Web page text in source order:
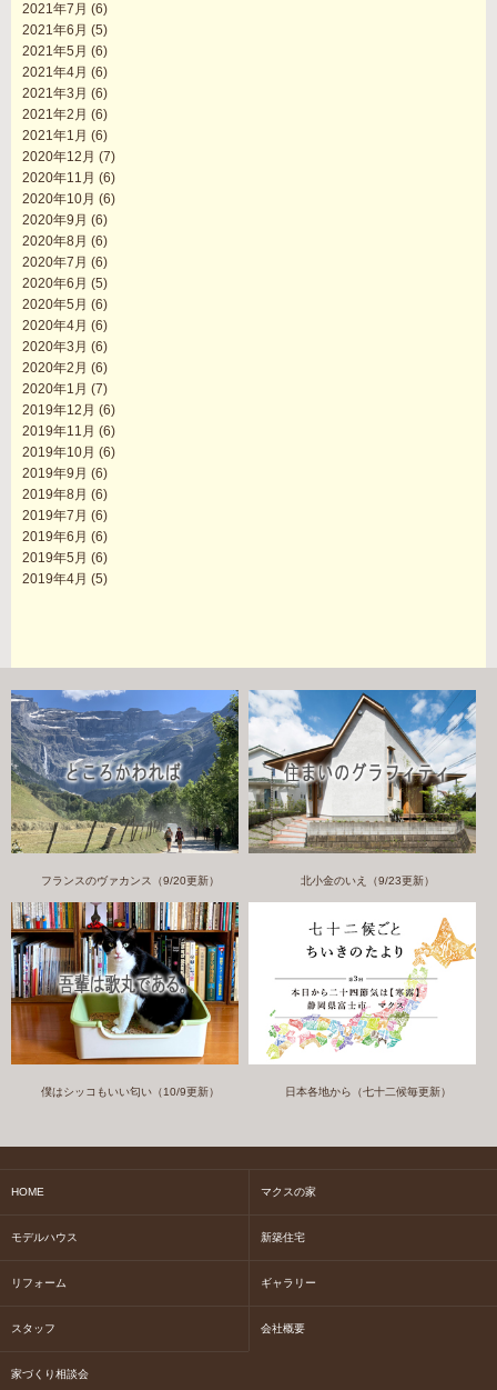
2021年7月 (6)
2021年6月 (5)
2021年5月 (6)
2021年4月 (6)
2021年3月 (6)
2021年2月 (6)
2021年1月 (6)
2020年12月 (7)
2020年11月 (6)
2020年10月 (6)
2020年9月 (6)
2020年8月 (6)
2020年7月 (6)
2020年6月 (5)
2020年5月 (6)
2020年4月 (6)
2020年3月 (6)
2020年2月 (6)
2020年1月 (7)
2019年12月 (6)
2019年11月 (6)
2019年10月 (6)
2019年9月 (6)
2019年8月 (6)
2019年7月 (6)
2019年6月 (6)
2019年5月 (6)
2019年4月 (5)
フランスのヴァカンス（9/20更新） 北小金のいえ（9/23更新）
僕はシッコもいい匂い（10/9更新） 日本各地から（七十二候毎更新）
HOME マクスの家
モデルハウス 新築住宅
リフォーム ギャラリー
スタッフ 会社概要
家づくり相談会